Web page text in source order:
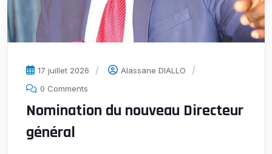
17 juillet 2026
Alassane DIALLO
0 Comments
Nomination du nouveau Directeur
général